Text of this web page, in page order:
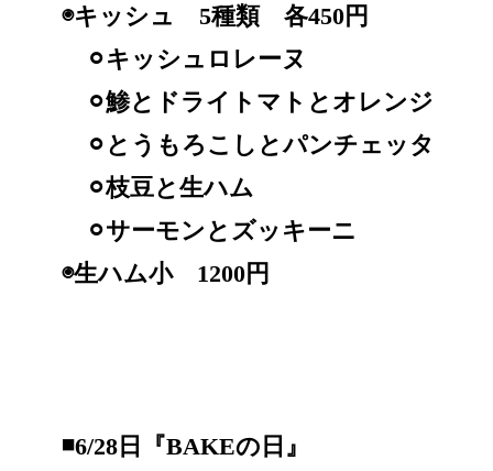
◉キッシュ 5種類 各450円
⚪︎キッシュロレーヌ
⚪︎鯵とドライトマトとオレンジ
⚪︎とうもろこしとパンチェッタ
⚪︎枝豆と生ハム
⚪︎サーモンとズッキーニ
◉生ハム小 1200円
◾️6/28日『BAKEの日』